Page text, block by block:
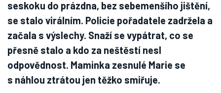
seskoku do prázdna, bez sebemenšího jištění,
se stalo virálním. Policie pořadatele zadržela a
začala s výslechy. Snaží se vypátrat, co se
přesně stalo a kdo za neštěstí nesl
odpovědnost. Maminka zesnulé Marie se
s náhlou ztrátou jen těžko smiřuje.